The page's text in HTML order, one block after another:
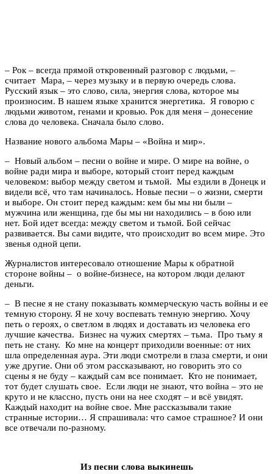
– Рок – всегда прямой откровенный разговор с людьми, –
считает Мара, – через музыку и в первую очередь слова.
Русский язык – это слово, сила, энергия слова, которое мы
произносим. В нашем языке хранится энергетика. Я говорю с
людьми животом, генами и кровью. Рок для меня – донесение
слова до человека. Сначала было слово.
Название нового альбома Мары – «Война и мир».
– Новый альбом – песни о войне и мире. О мире на войне, о
войне ради мира и выборе, который стоит перед каждым
человеком: выбор между светом и тьмой. Мы ездили в Донецк и
видели всё, что там начиналось. Новые песни – о жизни, смерти
и выборе. Он стоит перед каждым: кем бы мы ни были –
мужчина или женщина, где бы мы ни находились – в бою или
нет. Бой идет всегда: между светом и тьмой. Бой сейчас
развивается. Вы сами видите, что происходит во всем мире. Это
звенья одной цепи.
Журналистов интересовало отношение Мары к обратной
стороне войны – о войне-бизнесе, на котором люди делают
деньги.
– В песне я не стану показывать коммерческую часть войны и ее
темную сторону. Я не хочу воспевать темную энергию. Хочу
петь о героях, о светлом в людях и доставать из человека его
лучшие качества. Бизнес на чужих смертях – тьма. Про тьму я
петь не стану. Ко мне на концерт приходили военные: от них
шла определенная аура. Эти люди смотрели в глаза смерти, и они
уже другие. Они об этом рассказывают, но говорить это со
сцены я не буду – каждый сам все понимает. Кто не понимает,
тот будет слушать свое. Если люди не знают, что война – это не
круто и не классно, пусть они на нее сходят – и всё увидят.
Каждый находит на войне свое. Мне рассказывали такие
странные истории… Я спрашивала: что самое страшное? И они
все отвечали по-разному.
Из песни слова выкинешь